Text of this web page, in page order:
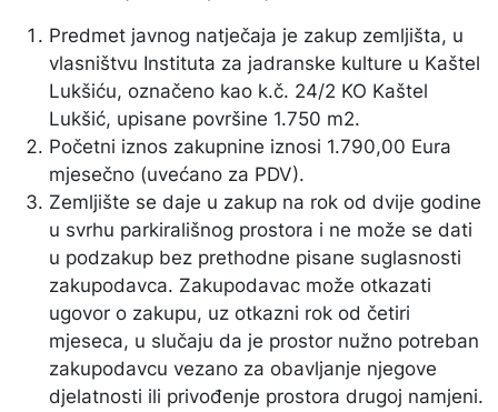
Predmet javnog natječaja je zakup zemljišta, u
vlasništvu Instituta za jadranske kulture u Kaštel
Lukšiću, označeno kao k.č. 24/2 KO Kaštel
Lukšić, upisane površine 1.750 m2.
Početni iznos zakupnine iznosi 1.790,00 Eura
mjesečno (uvećano za PDV).
Zemljište se daje u zakup na rok od dvije godine
u svrhu parkirališnog prostora i ne može se dati
u podzakup bez prethodne pisane suglasnosti
zakupodavca. Zakupodavac može otkazati
ugovor o zakupu, uz otkazni rok od četiri
mjeseca, u slučaju da je prostor nužno potreban
zakupodavcu vezano za obavljanje njegove
djelatnosti ili privođenje prostora drugoj namjeni.